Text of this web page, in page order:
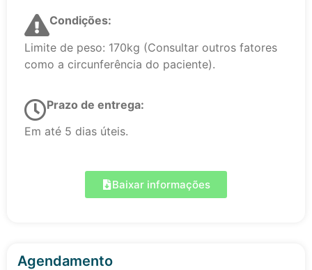
Condições:
Limite de peso: 170kg (Consultar outros fatores
como a circunferência do paciente).
Prazo de entrega:
Em até 5 dias úteis.
Baixar informações
Agendamento